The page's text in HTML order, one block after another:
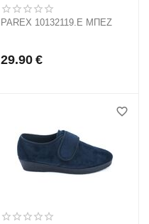
PAREX 10132119.E ΜΠΕΖ
29.90 €